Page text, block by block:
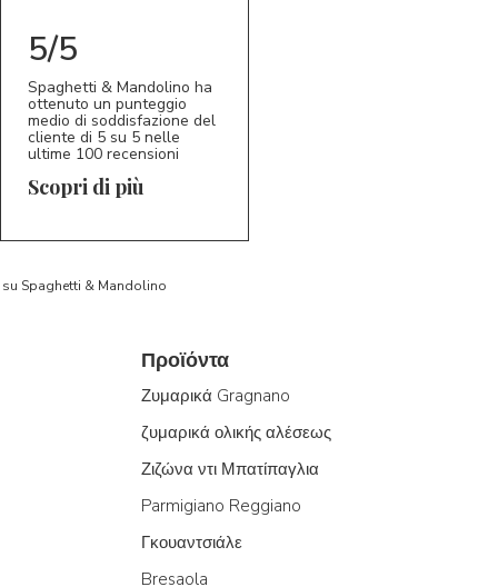
5/5
Spaghetti & Mandolino ha
ottenuto un punteggio
medio di soddisfazione del
cliente di 5 su 5 nelle
ultime 100 recensioni
Scopri di più
Spaghetti & Mandolino
Προϊόντα
Ζυμαρικά Gragnano
ζυμαρικά ολικής αλέσεως
Ζιζώνα ντι Μπατίπαγλια
Parmigiano Reggiano
Γκουαντσιάλε
Bresaola